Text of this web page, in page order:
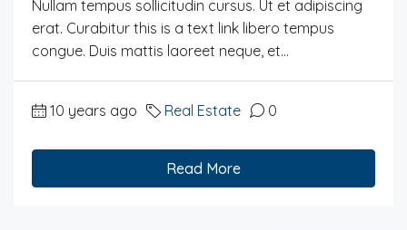
Nullam tempus sollicitudin cursus. Ut et adipiscing
erat. Curabitur this is a text link libero tempus
congue. Duis mattis laoreet neque, et...
10 years ago Real Estate 0
Read More